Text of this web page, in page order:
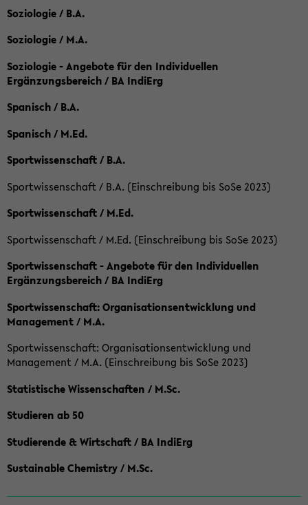
Soziologie / B.A.
Soziologie / M.A.
Soziologie - Angebote für den Individuellen
Ergänzungsbereich / BA IndiErg
Spanisch / B.A.
Spanisch / M.Ed.
Sportwissenschaft / B.A.
Sportwissenschaft / B.A. (Einschreibung bis SoSe 2023)
Sportwissenschaft / M.Ed.
Sportwissenschaft / M.Ed. (Einschreibung bis SoSe 2023)
Sportwissenschaft - Angebote für den Individuellen
Ergänzungsbereich / BA IndiErg
Sportwissenschaft: Organisationsentwicklung und
Management / M.A.
Sportwissenschaft: Organisationsentwicklung und
Management / M.A. (Einschreibung bis SoSe 2023)
Statistische Wissenschaften / M.Sc.
Studieren ab 50
Studierende & Wirtschaft / BA IndiErg
Sustainable Chemistry / M.Sc.